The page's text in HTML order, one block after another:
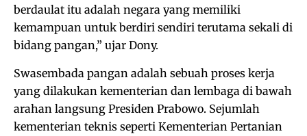
berdaulat itu adalah negara yang memiliki
kemampuan untuk berdiri sendiri terutama sekali di
bidang pangan,” ujar Dony.
Swasembada pangan adalah sebuah proses kerja
yang dilakukan kementerian dan lembaga di bawah
arahan langsung Presiden Prabowo. Sejumlah
kementerian teknis seperti Kementerian Pertanian